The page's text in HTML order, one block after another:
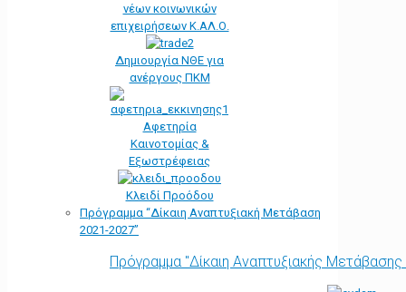
νέων κοινωνικών
επιχειρήσεων Κ.ΑΛ.Ο.
Δημιουργία ΝΘΕ για
ανέργους ΠΚΜ
Αφετηρία
Kαινοτομίας &
Εξωστρέφειας
Κλειδί Προόδου
Πρόγραμμα “Δίκαιη Αναπτυξιακή Μετάβαση
2021-2027”
Πρόγραμμα "Δίκαιη Αναπτυξιακής